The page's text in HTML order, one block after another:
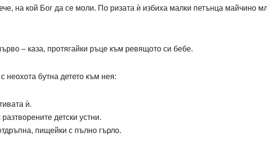
на кой Бог да се моли. По ризата ѝ избиха малки петънца майчино
– каза, протягайки ръце към ревящото си бебе.
бутна детето към нея:
ѝ.
детски устни.
пищейки с пълно гърло.